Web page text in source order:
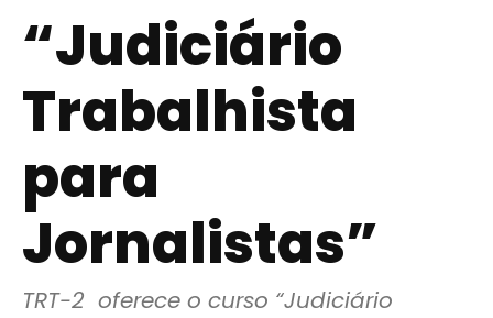
“Judiciário
Trabalhista
para
Jornalistas”
TRT-2  oferece o curso “Judiciário